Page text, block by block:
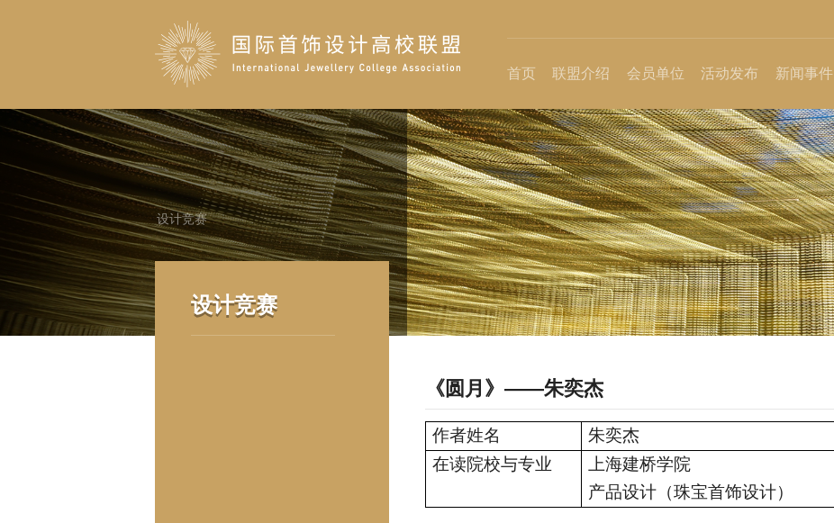
首页 联盟介绍 会员单位 活动发布 新闻事件
设计竞赛
设计竞赛
《圆月》——朱奕杰
作者姓名
朱奕杰
在读院校与专业
上海建桥学院
产品设计（珠宝首饰设计）